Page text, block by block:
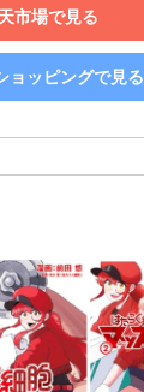
市場で見る
ョッピングで見る